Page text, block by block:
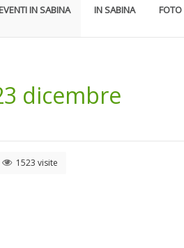
IN SABINA IN SABINA FOTO
dicembre
1523 visite